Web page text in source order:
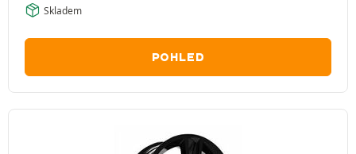
Skladem
POHLED